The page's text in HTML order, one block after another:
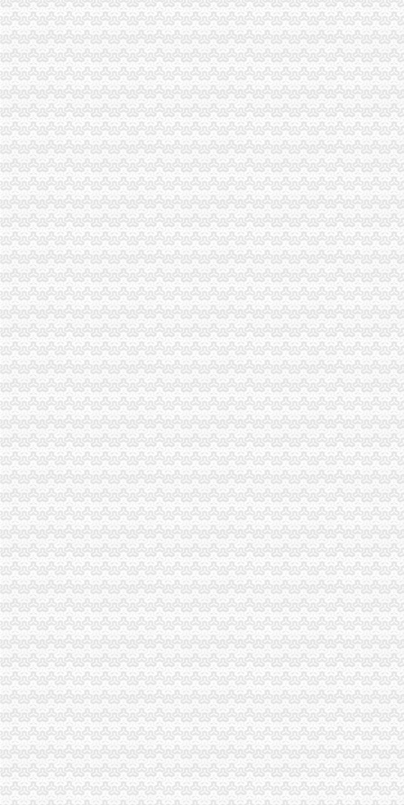
武隆局力推进“双”重庆海关注册工作初显成效
涪陵、海关报关注册登记证书璧山等六区县召开微型企业协会成立大会并开展
巫山县微型企业协会正式成立
万州区铁峰乡桐元村成立两个微企支部
执法局重庆海关在哪里叫停苹果搭售行为维护消费者权益
市海关报关注册登记证书消委会携手15家消费维权单位发布维权观点
市重庆海关在哪里局采取七项措施推进微型企业创业培训工作
开县局海关报关登记证书查处一起冒知名商品有名称案
双桥局海关报关注册登记证书借微企东风全力助推地方小康建设
执法局联手市网监总队查获一起利用“钓鱼”海关报关注册登记证书网站销售侵
执法局重庆海关注册深入推进建筑钢材专项整
波局重庆海关在哪里长到涪陵局调研
垫江局重庆海关在哪里大力推动微型企业发展
云局重庆海关注册登记先行先试推动非公经济组织开展创先争优
石柱局桥北所端掉一个非法制售酒的重庆海关在哪里窝点
2011年南岸区商标工作明确四个主抓
九龙坡局海关报关注册登记证书力推进商标示范城区建设
涪陵区2011年批168名微企申请人通过创业评审